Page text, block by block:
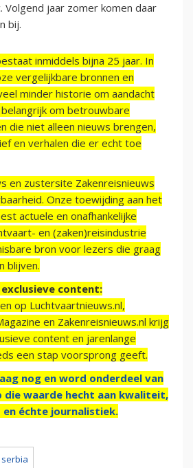
Volgend jaar zomer komen daar
bij.
inmiddels bijna 25 jaar. In
vergelijkbare bronnen en
minder historie om aandacht
om betrouwbare
die niet alleen nieuws brengen,
en verhalen die er echt toe
en zustersite Zakenreisnieuws
Onze toewijding aan het
actuele en onafhankelijke
en (zaken)reisindustrie
bron voor lezers die graag
blijven.
content:
op Luchtvaartnieuws.nl,
en Zakenreisnieuws.nl krijg
content en jarenlange
een stap voorsprong geeft.
nog en word onderdeel van
die waarde hecht aan kwaliteit,
échte journalistiek.